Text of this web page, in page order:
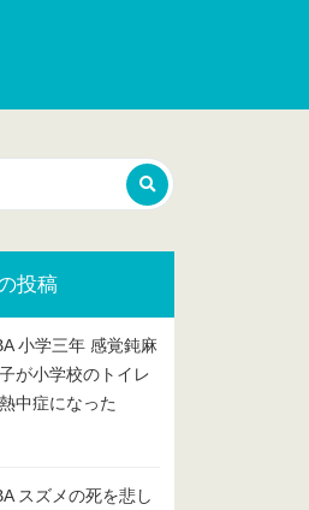
投稿
小学三年 感覚鈍麻
が小学校のトイレ
中症になった
スズメの死を悲し